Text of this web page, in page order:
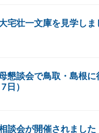
宅壮一文庫を見学し
懇談会で鳥取・島根に
日）
談会が開催されました